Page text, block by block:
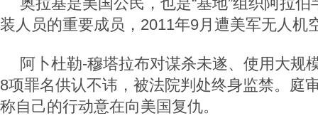
装人员的重要成员，2011年9月遭美军无人机
阿卜杜勒-穆塔拉布对谋杀未遂、使用大规
8项罪名供认不讳，被法院判处终身监禁。庭
称自己的行动意在向美国复仇。